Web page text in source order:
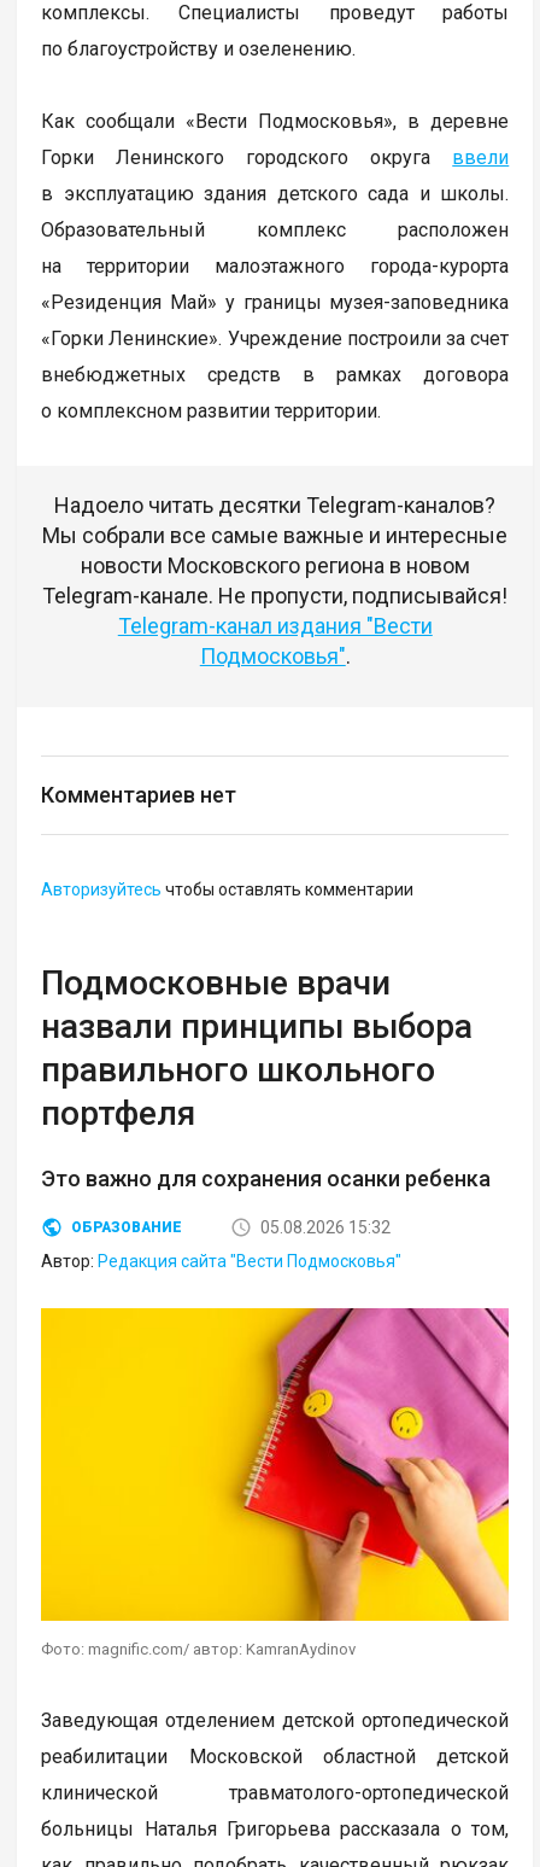
комплексы. Специалисты проведут работы
по благоустройству и озеленению.
Как сообщали «Вести Подмосковья», в деревне
Горки Ленинского городского округа ввели
в эксплуатацию здания детского сада и школы.
Образовательный комплекс расположен
на территории малоэтажного города-курорта
«Резиденция Май» у границы музея-заповедника
«Горки Ленинские». Учреждение построили за счет
внебюджетных средств в рамках договора
о комплексном развитии территории.
Надоело читать десятки Telegram-каналов?
Мы собрали все самые важные и интересные
новости Московского региона в новом
Telegram-канале. Не пропусти, подписывайся!
Telegram-канал издания "Вести
Подмосковья".
Комментариев нет
Авторизуйтесь чтобы оставлять комментарии
Подмосковные врачи
назвали принципы выбора
правильного школьного
портфеля
Это важно для сохранения осанки ребенка
ОБРАЗОВАНИЕ
05.08.2026 15:32
Автор: Редакция сайта "Вести Подмосковья"
Фото: magnific.com/ автор: KamranAydinov
Заведующая отделением детской ортопедической
реабилитации Московской областной детской
клинической травматолого-ортопедической
больницы Наталья Григорьева рассказала о том,